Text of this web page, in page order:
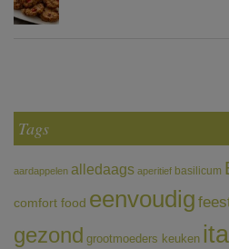
Tags
aardappelen alledaags aperitief basilicum
comfort food eenvoudig
gezond grootmoeders keuken